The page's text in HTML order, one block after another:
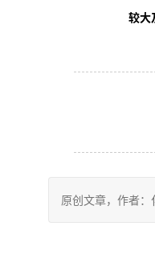
较大
原创文章，作者